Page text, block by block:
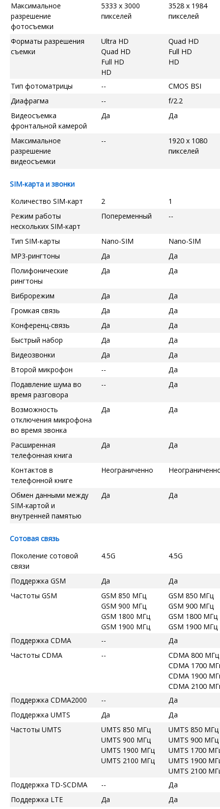
Максимальное
разрешение
фотосъемки
5333 x 3000
пикселей
3528 x 1984
пикселей
Форматы разрешения
съемки
Ultra HD
Quad HD
Full HD
HD
Quad HD
Full HD
HD
Тип фотоматрицы --
CMOS BSI
Диафрагма
--
f/2.2
Видеосъемка
фронтальной камерой
Да Да
Максимальное
разрешение
видеосъемки
--
1920 x 1080
пикселей
SIM-карта и звонки
Количество SIM-карт
2
1
Режим работы
нескольких SIM-карт
Попеременный --
Тип SIM-карты Nano-SIM
Nano-SIM
MP3-рингтоны
Да
Да
Полифонические
рингтоны
Да Да
Виброрежим Да
Да
Громкая связь
Да
Да
Конференц-связь
Да
Да
Быстрый набор
Да
Да
Видеозвонки
Да
Да
Второй микрофон
--
Да
Подавление шума во
время разговора
-- Да
Возможность
отключения микрофона
во время звонка
Да Да
Расширенная
телефонная книга
Да Да
Контактов в
телефонной книге
Неограниченно
Обмен данными между
SIM-картой и
внутренней памятью
Да Да
Сотовая связь
Поколение сотовой
связи
4.5G 4.5G
Поддержка GSM Да
Да
Частоты GSM
GSM 850 МГц
GSM 900 МГц
GSM 1800 МГц
GSM 1900 МГц
GSM 850 МГц
GSM 900 МГц
GSM 1800 МГц
GSM 1900 МГц
Поддержка CDMA
--
Да
Частоты CDMA
--
CDMA 800 МГц
CDMA 1700
CDMA 1900
CDMA 2100
Поддержка CDMA2000
--
Да
Поддержка UMTS
Да
Да
Частоты UMTS
UMTS 850 МГц
UMTS 900 МГц
UMTS 1900 МГц
UMTS 2100 МГц
UMTS 850 МГц
UMTS 900 МГц
UMTS 1700
UMTS 1900
UMTS 2100
Поддержка TD-SCDMA
--
Да
Поддержка LTE
Да Да